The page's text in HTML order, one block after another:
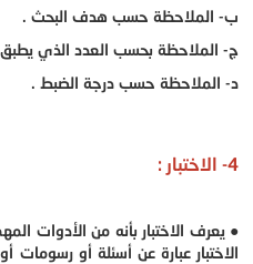
ب- الملاحظة حسب هدف البحث .
ج- الملاحظة بحسب العدد الذي يطبق
د- الملاحظة حسب درجة الضبط .
4- الاختبار :
● يعرف الاختبار بأنه من الأدوات
الاختبار عبارة عن أسئلة أو رسومات